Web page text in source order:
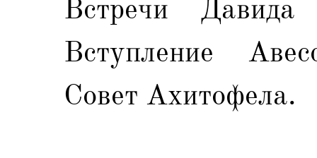
Встречи
Вступление
Совет Ахитофела.